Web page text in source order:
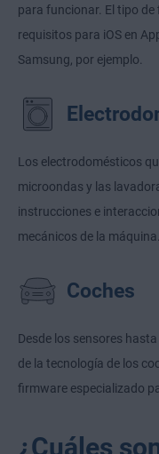
para funcionar. El tipo
requisitos para iOS en
Samsung, por ejemplo.
Los electrodomésticos
microondas y las
instrucciones e
mecánicos de la máquina.
Coches
Desde los sensores
de la tecnología de los
firmware especializado
¿Cuáles